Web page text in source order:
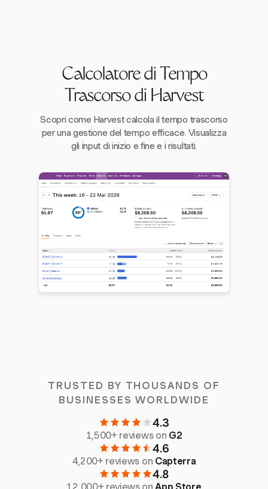
Calcolatore di Tempo
Trascorso di Harvest
Scopri come Harvest calcola il tempo trascorso
per una gestione del tempo efficace. Visualizza
gli input di inizio e fine e i risultati.
TRUSTED BY THOUSANDS OF
BUSINESSES WORLDWIDE
4.3
1,500+ reviews on G2
4.6
4,200+ reviews on Capterra
4.8